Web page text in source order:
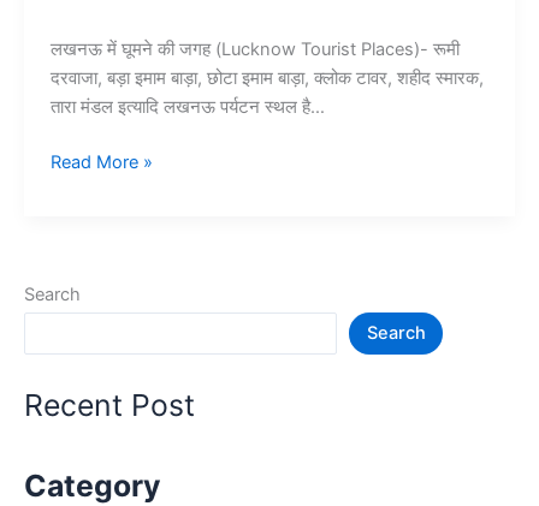
लखनऊ में घूमने की जगह (Lucknow Tourist Places)- रूमी
दरवाजा, बड़ा इमाम बाड़ा, छोटा इमाम बाड़ा, क्लोक टावर, शहीद स्मारक,
तारा मंडल इत्यादि लखनऊ पर्यटन स्थल है…
10
जगह
Places
Read More »
Search
Search
Recent Post
Category